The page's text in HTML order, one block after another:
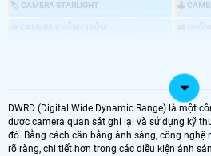
🏷 CAMERA STARLIGHT 🕹
♋ GIÁ LẮP CAMERA CÓ
LOẠI CAMERA AI
DWRD (Digital Wide Dynamic Range) là một
được camera quan sát ghi lại và sử dụng kỹ
đó. Bằng cách cân bằng ánh sáng, công
rõ ràng, chi tiết hơn trong các điều kiện ánh